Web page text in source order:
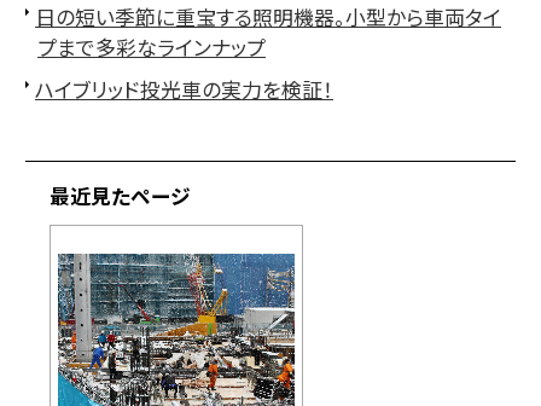
日の短い季節に重宝する照明機器。小型から車両タイ
プまで多彩なラインナップ
ハイブリッド投光車の実力を検証！
最近見たページ